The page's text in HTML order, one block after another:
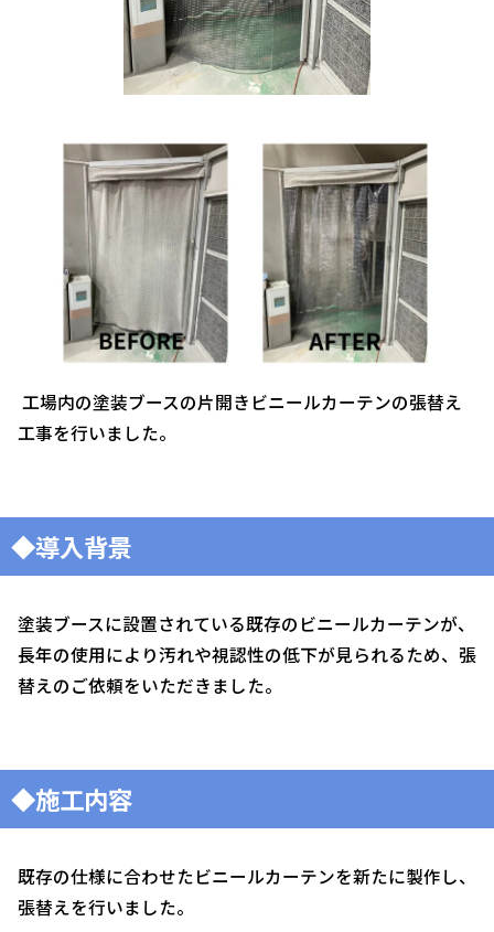
工場内の塗装ブースの片開きビニールカーテンの張替え
工事を行いました。
◆導入背景
塗装ブースに設置されている既存のビニールカーテンが、
長年の使用により汚れや視認性の低下が見られるため、張
替えのご依頼をいただきました。
◆施工内容
既存の仕様に合わせたビニールカーテンを新たに製作し、
張替えを行いました。